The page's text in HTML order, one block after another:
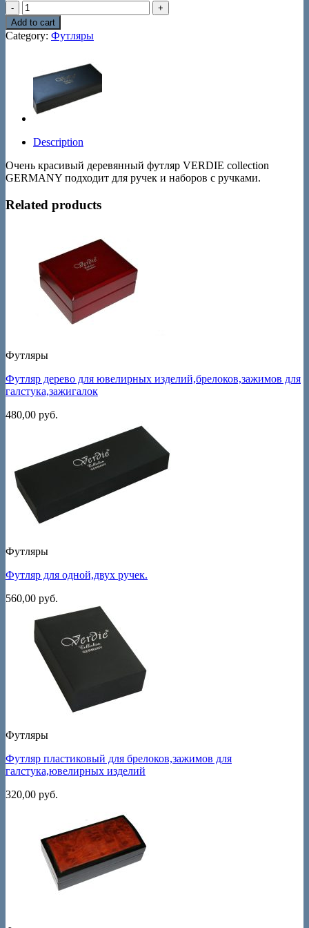
Футляр
деревянный
на
две
VERDIE
quantity
Add to cart
Category: Футляры
Description
Очень красивый деревянный футляр VERDIE collection
GERMANY подходит для ручек и наборов с ручками.
Related products
Футляры
Футляр дерево для ювелирных изделий,брелоков,зажимов для
галстука,зажигалок
480,00 руб.
Футляры
Футляр для одной,двух ручек.
560,00 руб.
Футляры
Футляр пластиковый для брелоков,зажимов для
галстука,ювелирных изделий
320,00 руб.